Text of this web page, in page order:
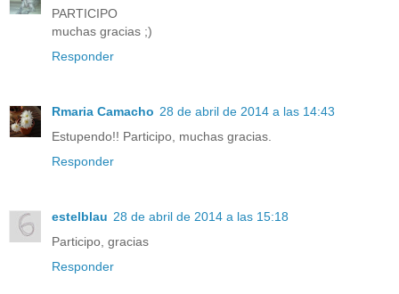
PARTICIPO
muchas gracias ;)
Responder
Rmaria Camacho 28 de abril de 2014 a las 14:43
Estupendo!! Participo, muchas gracias.
Responder
estelblau 28 de abril de 2014 a las 15:18
Participo, gracias
Responder